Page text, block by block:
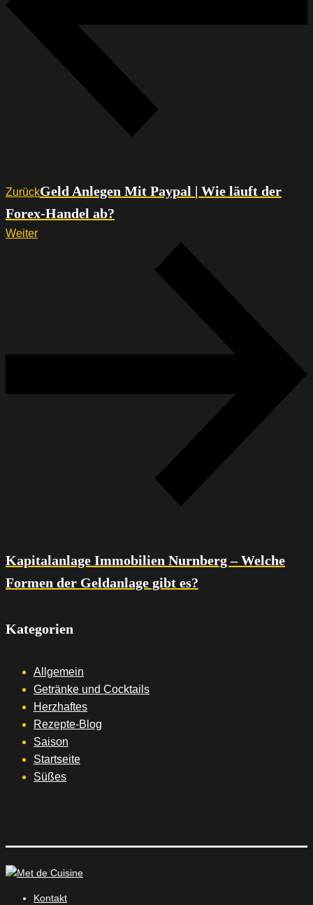
ZurückGeld Anlegen Mit Paypal | Wie läuft der
Forex-Handel ab?
Weiter
Kapitalanlage Immobilien Nurnberg – Welche
Formen der Geldanlage gibt es?
Kategorien
Allgemein
Getränke und Cocktails
Herzhaftes
Rezepte-Blog
Saison
Startseite
Süßes
Kontakt